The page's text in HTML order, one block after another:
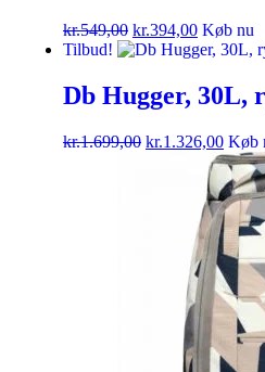
kr.549,00 kr.394,00 Køb nu
Tilbud!
Db Hugger, 30L,
kr.1.699,00 kr.1.326,00 Køb